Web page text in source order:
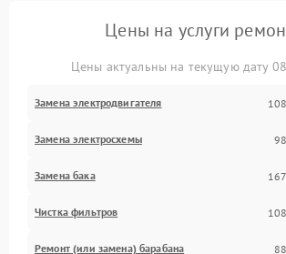
Цены на услуги
Цены актуальны на текущую дату
Замена электродвигателя
Замена электросхемы
Замена бака
Чистка фильтров
Ремонт (или замена) барабана